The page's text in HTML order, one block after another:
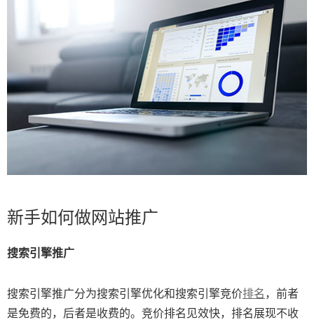
新手如何做网站推广
搜索引擎推广
搜索引擎推广分为搜索引擎优化和搜索引擎竞价排名，前者
是免费的，后者是收费的。竞价排名见效快，排名展现不收